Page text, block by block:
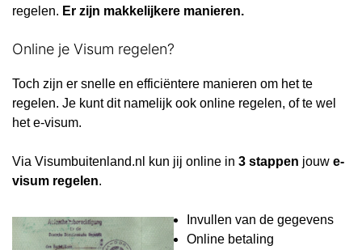
regelen. Er zijn makkelijkere manieren.
Online je Visum regelen?
Toch zijn er snelle en efficiëntere manieren om het te
regelen. Je kunt dit namelijk ook online regelen, of te wel
het e-visum.
Via Visumbuitenland.nl kun jij online in 3 stappen jouw e-
visum regelen.
Invullen van de gegevens
Online betaling